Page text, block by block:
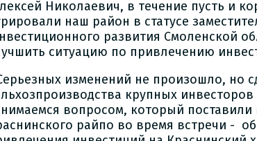
Николаевич, в течение пусть и
наш район в статусе
развития Смоленской
ситуацию по привлечению
изменений не произошло, но
крупных
вопросом, который
райпо во время встречи -